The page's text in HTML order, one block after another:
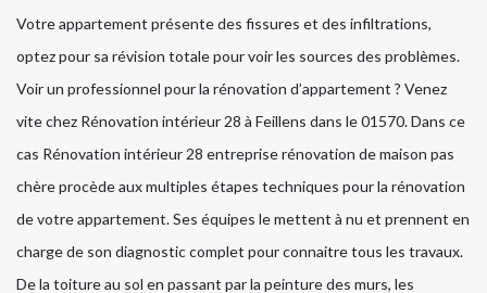
Votre appartement présente des fissures et des infiltrations,
optez pour sa révision totale pour voir les sources des problèmes.
Voir un professionnel pour la rénovation d’appartement ? Venez
vite chez Rénovation intérieur 28 à Feillens dans le 01570. Dans ce
cas Rénovation intérieur 28 entreprise rénovation de maison pas
chère procède aux multiples étapes techniques pour la rénovation
de votre appartement. Ses équipes le mettent à nu et prennent en
charge de son diagnostic complet pour connaitre tous les travaux.
De la toiture au sol en passant par la peinture des murs, les